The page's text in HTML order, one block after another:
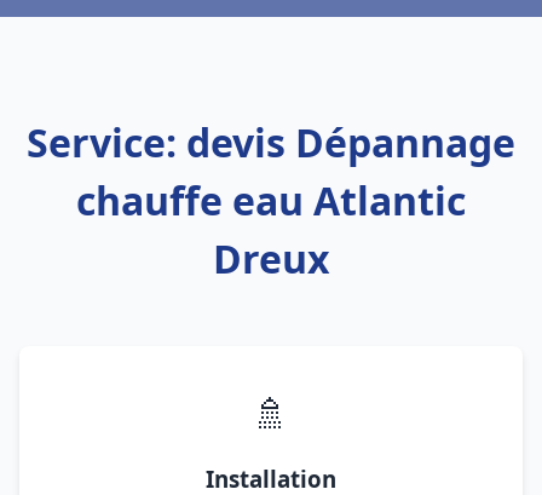
Service: devis Dépannage
chauffe eau Atlantic
Dreux
🚿
Installation